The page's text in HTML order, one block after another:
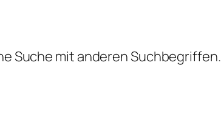
Suche mit anderen Suchbegriffen.